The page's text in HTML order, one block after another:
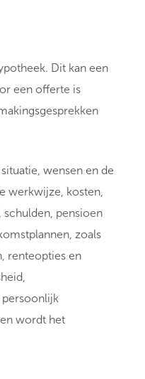
Dit kan een
een offerte is
wensen en de
werkwijze, kosten,
schulden, pensioen
zoals
renteopties en
persoonlijk
wordt het